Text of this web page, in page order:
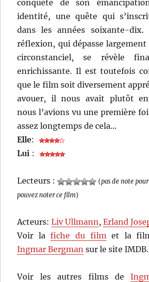
conquête de son
identité, une quête qui
dans les années soixante-dix.
réflexion, qui dépasse largement
circonstanciel, se révèle
enrichissante. Il est toutefois
que le film soit diversement
avouer, il nous avait plutôt
nous l’avions vu une première
assez longtemps de cela…
Elle:
Lui :
Lecteurs : (pas de note
pouvez noter ce film)
Acteurs:Liv Ullmann,Erland
Voir lafiche du filmet la
Ingmar Bergman sur le site IMDB.
Voir les autres films de